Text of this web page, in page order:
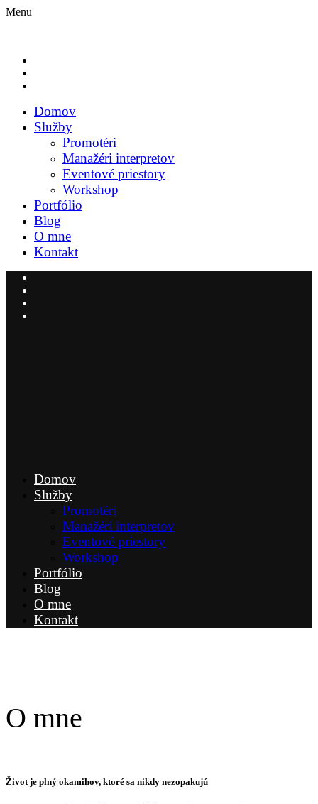
Menu
Domov
Služby
Promotéri
Manažéri interpretov
Eventové priestory
Workshop
Portfólio
Blog
O mne
Kontakt
Domov
Služby
Promotéri
Manažéri interpretov
Eventové priestory
Workshop
Portfólio
Blog
O mne
Kontakt
O mne
Život je plný okamihov, ktoré sa nikdy nezopakujú